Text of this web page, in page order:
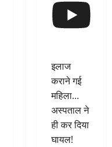
इलाज
कराने गई
महिला...
अस्पताल ने
ही कर दिया
घायल!